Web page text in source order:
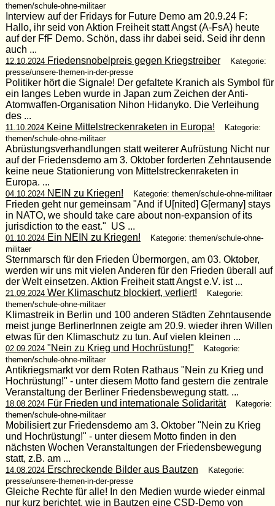
themen/schule-ohne-militaer
Interview auf der Fridays for Future Demo am 20.9.24 F:
Hallo, ihr seid von Aktion Freiheit statt Angst (A-FsA) heute
auf der FfF Demo. Schön, dass ihr dabei seid. Seid ihr denn
auch ...
12.10.2024Friedensnobelpreis gegen Kriegstreiber
Kategorie:
presse/unsere-themen-in-der-presse
Politiker hört die Signale! Der gefaltete Kranich als Symbol für
ein langes Leben wurde in Japan zum Zeichen der Anti-
Atomwaffen-Organisation Nihon Hidanyko. Die Verleihung
des ...
11.10.2024Keine Mittelstreckenraketen in Europa!
Kategorie:
themen/schule-ohne-militaer
Abrüstungsverhandlungen statt weiterer Aufrüstung Nicht nur
auf der Friedensdemo am 3. Oktober forderten Zehntausende
keine neue Stationierung von Mittelstreckenraketen in
Europa. ...
04.10.2024NEIN zu Kriegen! Kategorie: themen/schule-ohne-militaer
Frieden geht nur gemeinsam "And if U[nited] G[ermany] stays
in NATO, we should take care about non-expansion of its
jurisdiction to the east." US ...
01.10.2024Ein NEIN zu Kriegen!
Kategorie: themen/schule-ohne-
militaer
Sternmarsch für den Frieden Übermorgen, am 03. Oktober,
werden wir uns mit vielen Anderen für den Frieden überall auf
der Welt einsetzen. Aktion Freiheit statt Angst e.V. ist ...
21.09.2024Wer Klimaschutz blockiert, verliert!
Kategorie:
themen/schule-ohne-militaer
Klimastreik in Berlin und 100 anderen Städten Zehntausende
meist junge BerlinerInnen zeigte am 20.9. wieder ihren Willen
etwas für den Klimaschutz zu tun. Auf vielen kleinen ...
02.09.2024"Nein zu Krieg und Hochrüstung!"
Kategorie:
themen/schule-ohne-militaer
Antikriegsmarkt vor dem Roten Rathaus "Nein zu Krieg und
Hochrüstung!" - unter diesem Motto fand gestern die zentrale
Veranstaltung der Berliner Friedensbewegung statt. ...
18.08.2024Für Frieden und internationale Solidarität
Kategorie:
themen/schule-ohne-militaer
Mobilisiert zur Friedensdemo am 3. Oktober "Nein zu Krieg
und Hochrüstung!" - unter diesem Motto finden in den
nächsten Wochen Veranstaltungen der Friedensbewegung
statt, z.B. am ...
14.08.2024Erschreckende Bilder aus Bautzen
Kategorie:
presse/unsere-themen-in-der-presse
Gleiche Rechte für alle! In den Medien wurde wieder einmal
nur kurz berichtet, wie in Bautzen eine CSD-Demo von